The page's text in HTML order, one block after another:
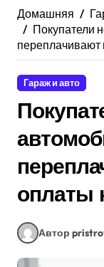
Домашняя
Покупатели
переплачивают
Гараж и авто
оплаты
Автор